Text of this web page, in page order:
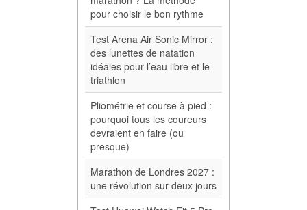
pour choisir le bon rythme
Test Arena Air Sonic Mirror :
des lunettes de natation
idéales pour l’eau libre et le
triathlon
Pliométrie et course à pied :
pourquoi tous les coureurs
devraient en faire (ou
presque)
Marathon de Londres 2027 :
une révolution sur deux jours